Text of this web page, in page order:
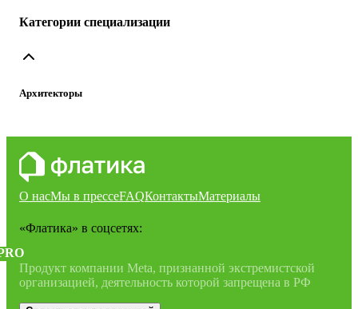
Категории специализации
Архитекторы
О насМы в прессеFAQКонтактыМатериалы
«Флатика» в соцсетях:
Продукт компании Meta, признанной экстремистской
организацией, деятельность которой запрещена в РФ